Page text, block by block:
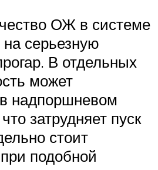
ОЖ в системе
серьезную
В отдельных
может
надпоршневом
затрудняет пуск
стоит
подобной